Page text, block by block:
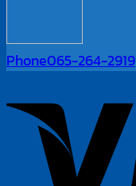
Phone065-264-2919